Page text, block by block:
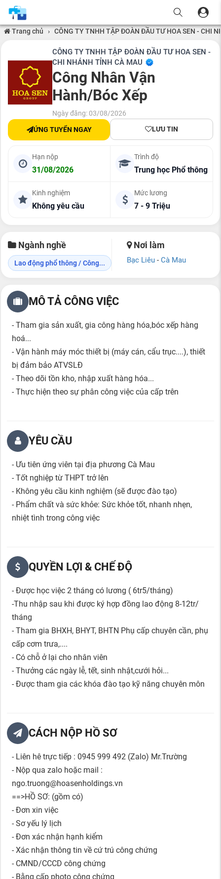
Trang chủ › CÔNG TY TNHH TẬP ĐOÀN ĐẦU TƯ HOA SEN - CHI
CÔNG TY TNHH TẬP ĐOÀN ĐẦU TƯ HOA SEN -
CHI NHÁNH TỈNH CÀ MAU
Công Nhân Vận
Hành/Bóc Xếp
Ngày đăng: 03/08/2026
ỨNG TUYỂN NGAY LƯU TIN
Hạn nộp
31/08/2026
Trình độ
Trung học Phổ thông
Kinh nghiệm
Không yêu cầu
Mức lương
7 - 9 Triệu
Ngành nghề
Lao động phổ thông / Công...
Nơi làm
Bạc Liêu - Cà Mau
MÔ TẢ CÔNG VIỆC
- Tham gia sản xuất, gia công hàng hóa,bóc xếp hàng
hoá...
- Vận hành máy móc thiết bị (máy cán, cẩu trục....), thiết
bị đảm bảo ATVSLĐ
- Theo dõi tồn kho, nhập xuất hàng hóa...
- Thực hiện theo sự phân công việc của cấp trên
YÊU CẦU
- Ưu tiên ứng viên tại địa phương Cà Mau
- Tốt nghiệp từ THPT trở lên
- Không yêu cầu kinh nghiệm (sẽ được đào tạo)
- Phẩm chất và sức khỏe: Sức khỏe tốt, nhanh nhẹn,
nhiệt tình trong công việc
QUYỀN LỢI & CHẾ ĐỘ
- Được học việc 2 tháng có lương ( 6tr5/tháng)
-Thu nhập sau khi được ký hợp đồng lao động 8-12tr/
tháng
- Tham gia BHXH, BHYT, BHTN Phụ cấp chuyên cần, phụ
cấp cơm trưa,....
- Có chỗ ở lại cho nhân viên
- Thưởng các ngày lễ, tết, sinh nhật,cưới hỏi...
- Được tham gia các khóa đào tạo kỹ năng chuyên môn
CÁCH NỘP HỒ SƠ
- Liên hê trực tiếp : 0945 999 492 (Zalo) Mr.Trường
- Nộp qua zalo hoặc mail :
ngo.truong@hoasenholdings.vn
==>HỒ SƠ: (gồm có)
- Đơn xin việc
- Sơ yếu lý lịch
- Đơn xác nhận hạnh kiểm
- Xác nhận thông tin về cứ trú công chứng
- CMND/CCCD công chứng
- Bằng cấp photo công chứng